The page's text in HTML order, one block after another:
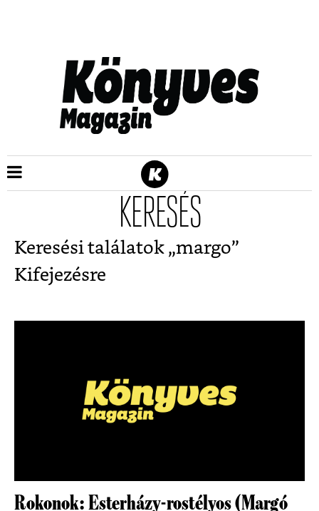
KERESÉS
Keresési találatok „margo”
Kifejezésre
Rokonok: Esterházy-rostélyos (Margó